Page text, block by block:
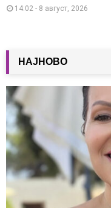
14:02 - 8 август, 2026
НАЈНОВО